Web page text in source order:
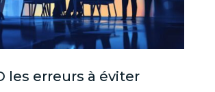
les erreurs à éviter